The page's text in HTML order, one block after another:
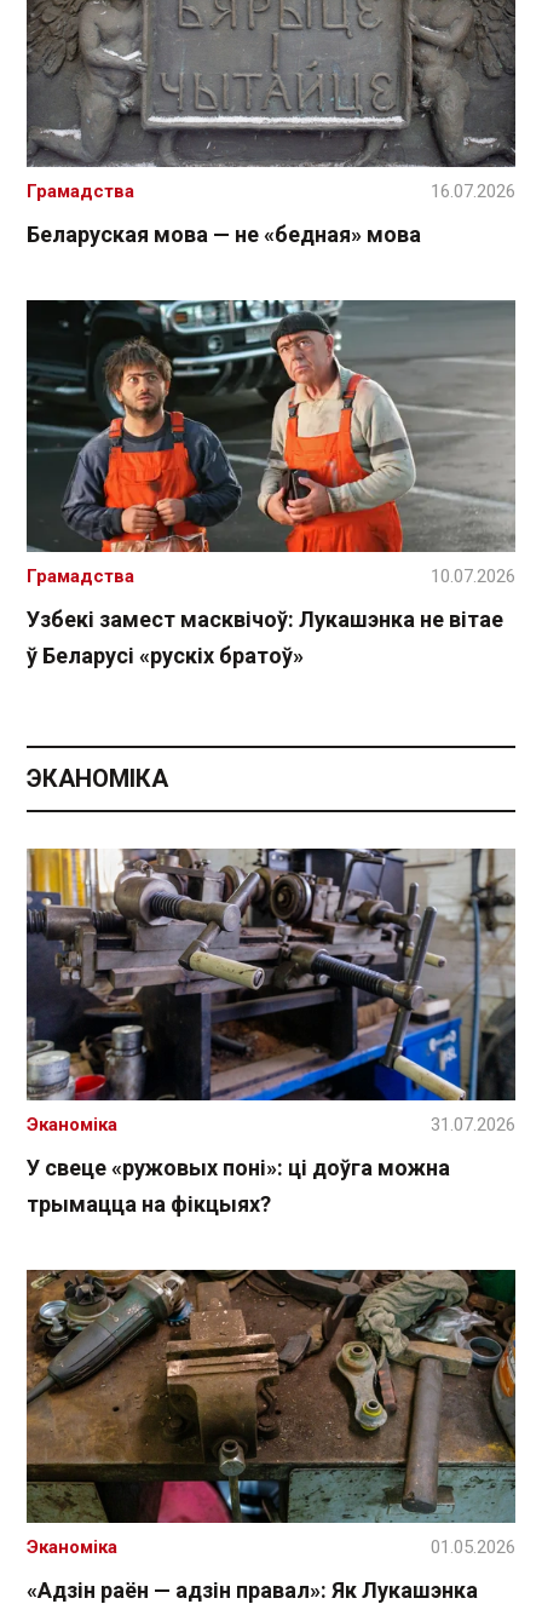
Беларуская мова — не «бедная» мова
Грамадства 16.07.2026
Узбекі замест масквічоў: Лукашэнка не вітае
ў Беларусі «рускіх братоў»
Грамадства 10.07.2026
ЭКАНОМІКА
У свеце «ружовых поні»: ці доўга можна
трымацца на фікцыях?
Эканоміка 31.07.2026
«Адзін раён — адзін правал»: Як Лукашэнка
Эканоміка 01.05.2026